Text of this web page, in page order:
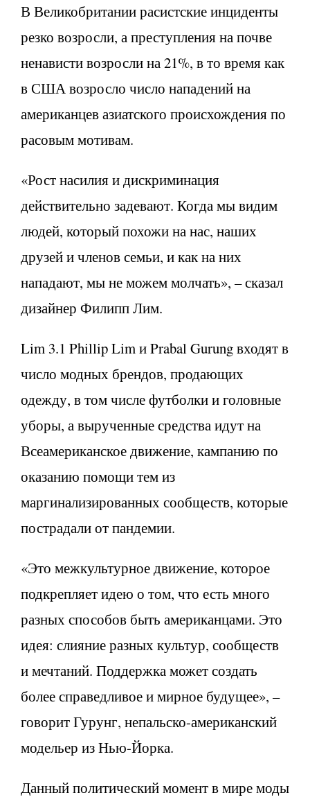
В Великобритании расистские инциденты
резко возросли, а преступления на почве
ненависти возросли на 21%, в то время как
в США возросло число нападений на
американцев азиатского происхождения по
расовым мотивам.
«Рост насилия и дискриминация
действительно задевают. Когда мы видим
людей, который похожи на нас, наших
друзей и членов семьи, и как на них
нападают, мы не можем молчать», – сказал
дизайнер Филипп Лим.
Lim 3.1 Phillip Lim и Prabal Gurung входят в
число модных брендов, продающих
одежду, в том числе футболки и головные
уборы, а вырученные средства идут на
Всеамериканское движение, кампанию по
оказанию помощи тем из
маргинализированных сообществ, которые
пострадали от пандемии.
«Это межкультурное движение, которое
подкрепляет идею о том, что есть много
разных способов быть американцами. Это
идея: слияние разных культур, сообществ
и мечтаний. Поддержка может создать
более справедливое и мирное будущее», –
говорит Гурунг, непальско-американский
модельер из Нью-Йорка.
Данный политический момент в мире моды